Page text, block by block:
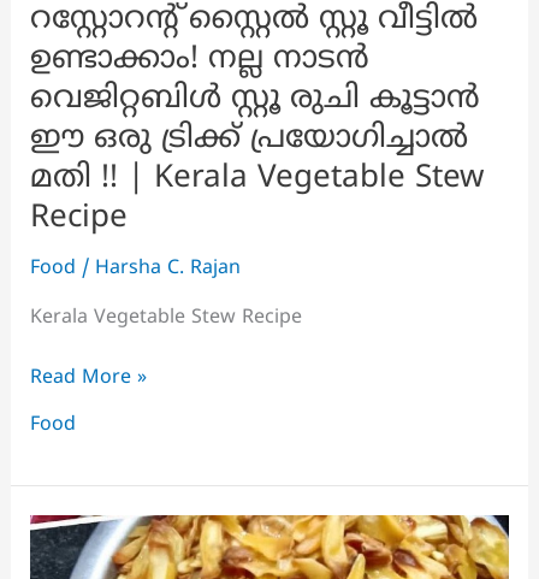
റസ്റ്റോറൻ്റ് സ്റ്റൈൽ സ്റ്റൂ വീട്ടിൽ
ഉണ്ടാക്കാം! നല്ല നാടൻ
വെജിറ്റബിൾ സ്റ്റൂ രുചി കൂട്ടാൻ
ഈ ഒരു ട്രിക്ക് പ്രയോഗിച്ചാൽ
മതി !! | Kerala Vegetable Stew
Recipe
Food / Harsha C. Rajan
Kerala Vegetable Stew Recipe
റസ്റ്റോറൻ്റ്
സ്റ്റൈൽ
നല്ല
നാടൻ
Read More »
Food